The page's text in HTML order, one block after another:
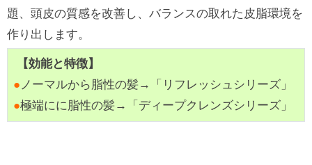
題、頭皮の質感を改善し、バランスの取れた皮脂環境を
作り出します。
【効能と特徴】
● ノーマルから脂性の髪→「リフレッシュシリーズ」
●極端にに脂性の髪→「ディープクレンズシリーズ」